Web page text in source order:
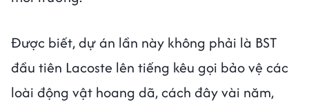
Được biết, dự án lần này không phải là BST
đầu tiên Lacoste lên tiếng kêu gọi bảo vệ các
loài động vật hoang dã, cách đây vài năm,